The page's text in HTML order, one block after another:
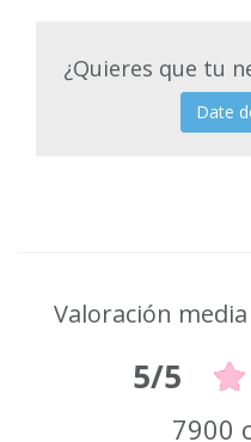
¿Quieres que tu
Date
Valoración
5/5
7900